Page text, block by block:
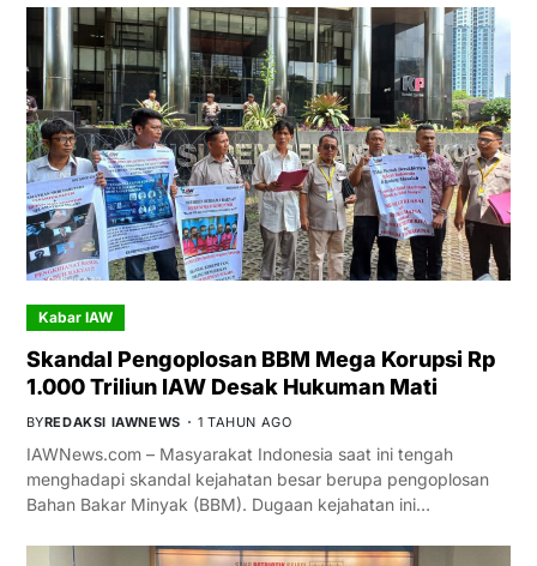
Kabar IAW
Skandal Pengoplosan BBM Mega Korupsi Rp
1.000 Triliun IAW Desak Hukuman Mati
BYREDAKSI IAWNEWS 1 TAHUN AGO
IAWNews.com – Masyarakat Indonesia saat ini tengah
menghadapi skandal kejahatan besar berupa pengoplosan
Bahan Bakar Minyak (BBM). Dugaan kejahatan ini…